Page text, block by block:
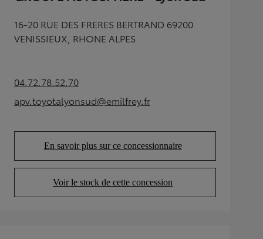
16-20 RUE DES FRERES BERTRAND 69200
VENISSIEUX, RHONE ALPES
04.72.78.52.70(Opens in new tab)
apv.toyotalyonsud@emilfrey.fr
(Opens in new tab)
En savoir plus sur ce concessionnaire
(Opens in new tab)
Voir le stock de cette concession
(Opens in new tab)